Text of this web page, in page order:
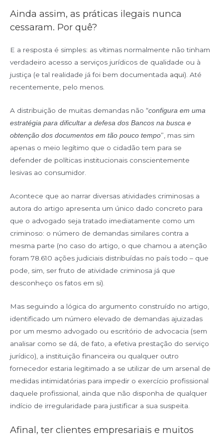
Ainda assim, as práticas ilegais nunca
cessaram. Por quê?
E a resposta é simples: as vítimas normalmente não tinham
verdadeiro acesso a serviços jurídicos de qualidade ou à
justiça (e tal realidade já foi bem documentada aqui). Até
recentemente, pelo menos.
A distribuição de muitas demandas não “configura em uma
estratégia para dificultar a defesa dos Bancos na busca e
obtenção dos documentos em tão pouco tempo”, mas sim
apenas o meio legítimo que o cidadão tem para se
defender de políticas institucionais conscientemente
lesivas ao consumidor.
Acontece que ao narrar diversas atividades criminosas a
autora do artigo apresenta um único dado concreto para
que o advogado seja tratado imediatamente como um
criminoso: o número de demandas similares contra a
mesma parte (no caso do artigo, o que chamou a atenção
foram 78.610 ações judiciais distribuídas no país todo – que
pode, sim, ser fruto de atividade criminosa já que
desconheço os fatos em si).
Mas seguindo a lógica do argumento construído no artigo,
identificado um número elevado de demandas ajuizadas
por um mesmo advogado ou escritório de advocacia (sem
analisar como se dá, de fato, a efetiva prestação do serviço
jurídico), a instituição financeira ou qualquer outro
fornecedor estaria legitimado a se utilizar de um arsenal de
medidas intimidatórias para impedir o exercício profissional
daquele profissional, ainda que não disponha de qualquer
indício de irregularidade para justificar a sua suspeita.
Afinal, ter clientes empresariais e muitos